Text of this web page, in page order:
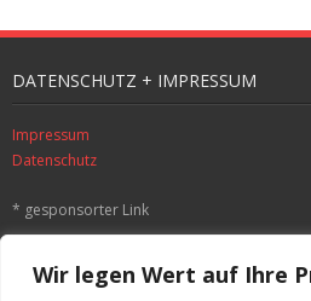
Wir legen Wert auf Ihre
DATENSCHUTZ + IMPRESSUM
Impressum
Datenschutz
* gesponsorter Link